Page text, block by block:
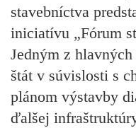
stavebníctva
iniciatívu „Fórum
Jedným z
štát v súvislosti s
plánom výstavby
ďalšej